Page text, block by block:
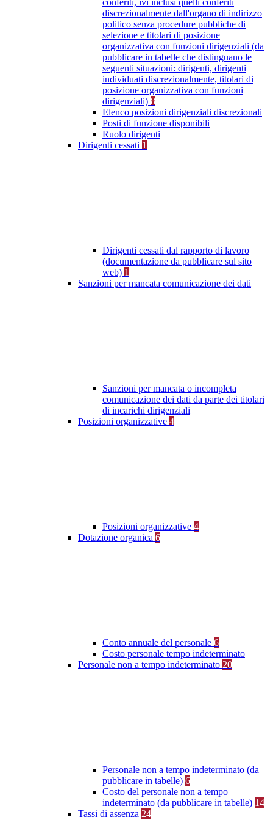
conferiti, ivi inclusi quelli conferiti
discrezionalmente dall'organo di indirizzo
politico senza procedure pubbliche di
selezione e titolari di posizione
organizzativa con funzioni dirigenziali (da
pubblicare in tabelle che distinguano le
seguenti situazioni: dirigenti, dirigenti
individuati discrezionalmente, titolari di
posizione organizzativa con funzioni
dirigenziali) 8
Elenco posizioni dirigenziali discrezionali
Posti di funzione disponibili
Ruolo dirigenti
Dirigenti cessati 1
Dirigenti cessati dal rapporto di lavoro
(documentazione da pubblicare sul sito
web) 1
Sanzioni per mancata comunicazione dei dati
Sanzioni per mancata o incompleta
comunicazione dei dati da parte dei titolari
di incarichi dirigenziali
Posizioni organizzative 4
Posizioni organizzative 4
Dotazione organica 6
Conto annuale del personale 6
Costo personale tempo indeterminato
Personale non a tempo indeterminato 20
Personale non a tempo indeterminato (da
pubblicare in tabelle) 6
Costo del personale non a tempo
indeterminato (da pubblicare in tabelle) 14
Tassi di assenza 24